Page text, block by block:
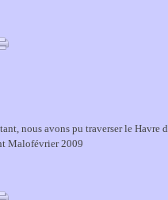
nous avons pu traverser le
Malofévrier 2009